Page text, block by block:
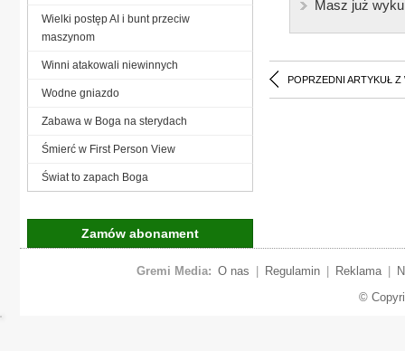
Masz już
POPRZEDNI ARTYKUŁ Z
Wielki postęp AI i bunt przeciw
maszynom
Winni atakowali niewinnych
Wodne gniazdo
Zabawa w Boga na sterydach
Śmierć w First Person View
Świat to zapach Boga
Zamów abonament
Gremi Media: O nas Regulamin Reklama
©